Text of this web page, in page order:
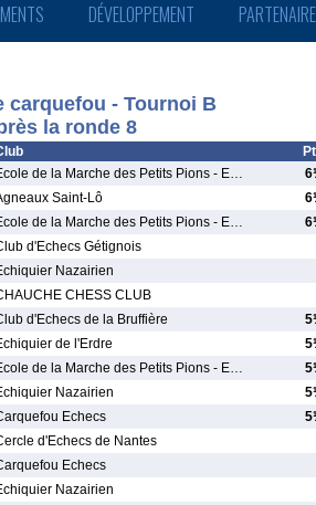
DÉVELOPPEMENT
carquefou - Tournoi B
la ronde 8
de la Marche des Petits Pions - E…
Saint-Lô
de la Marche des Petits Pions - E…
d'Echecs Gétignois
Nazairien
CHESS CLUB
d'Echecs de la Bruffière
de l'Erdre
de la Marche des Petits Pions - E…
Nazairien
Echecs
d'Echecs de Nantes
Echecs
Nazairien